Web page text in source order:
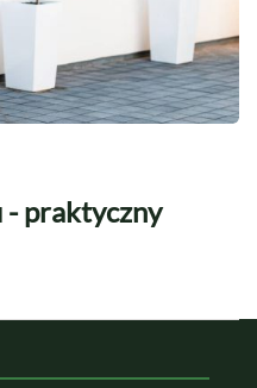
- praktyczny